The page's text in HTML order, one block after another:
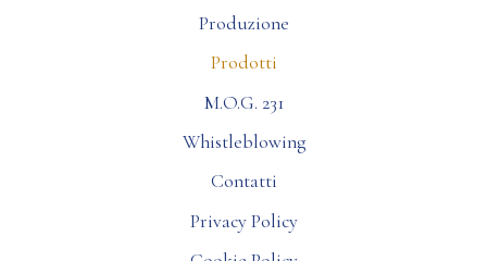
Produzione
Prodotti
M.O.G. 231
Whistleblowing
Contatti
Privacy Policy